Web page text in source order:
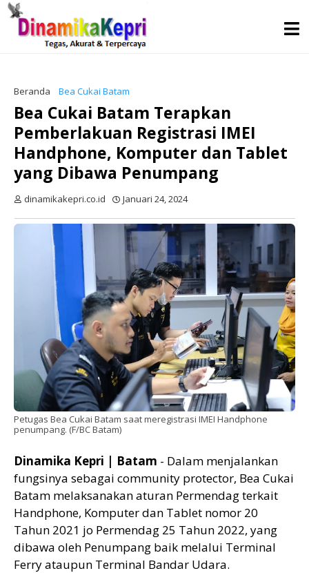
Beranda Bea Cukai Batam
Bea Cukai Batam Terapkan
Pemberlakuan Registrasi IMEI
Handphone, Komputer dan Tablet
yang Dibawa Penumpang
dinamikakepri.co.id Januari 24, 2024
Petugas Bea Cukai Batam saat meregistrasi IMEI Handphone
penumpang. (F/BC Batam)
Dinamika Kepri | Batam - Dalam menjalankan
fungsinya sebagai community protector, Bea Cukai
Batam melaksanakan aturan Permendag terkait
Handphone, Komputer dan Tablet nomor 20
Tahun 2021 jo Permendag 25 Tahun 2022, yang
dibawa oleh Penumpang baik melalui Terminal
Ferry ataupun Terminal Bandar Udara.